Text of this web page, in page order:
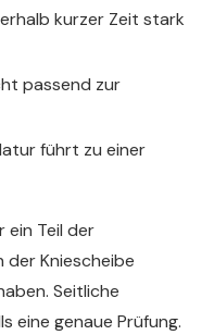
kurzer Zeit stark
passend zur
führt zu einer
ein Teil der
der Kniescheibe
Seitliche
eine genaue Prüfung.